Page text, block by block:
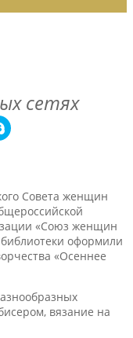
сетях
Совета женщин
«Союз женщин
библиотеки оформили
«Осеннее
вязание на